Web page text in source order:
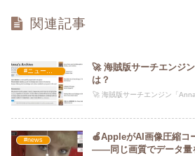
関連記事
🚀 海賊版サーチエンジ
は？
🚀 海賊版サーチエンジン「
#news
🍎AppleがAI画像圧縮コ
――同じ画質でデータ量